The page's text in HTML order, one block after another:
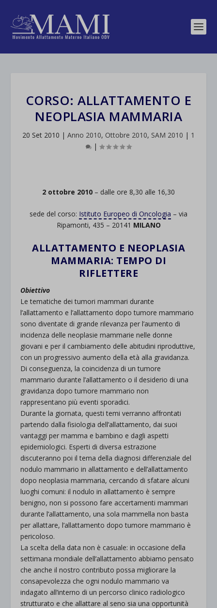
CORSO: ALLATTAMENTO E
NEOPLASIA MAMMARIA
20 Set 2010 | Anno 2010, Ottobre 2010, SAM 2010 | 1
|
2 ottobre 2010 – dalle ore 8,30 alle 16,30
sede del corso: Istituto Europeo di Oncologia – via
Ripamonti, 435 – 20141 MILANO
ALLATTAMENTO E NEOPLASIA
MAMMARIA: TEMPO DI
RIFLETTERE
Obiettivo
Le tematiche dei tumori mammari durante
l’allattamento e l’allattamento dopo tumore mammario
sono diventate di grande rilevanza per l’aumento di
incidenza delle neoplasie mammarie nelle donne
giovani e per il cambiamento delle abitudini riproduttive,
con un progressivo aumento della età alla gravidanza.
Di conseguenza, la coincidenza di un tumore
mammario durante l’allattamento o il desiderio di una
gravidanza dopo tumore mammario non
rappresentano più eventi sporadici.
Durante la giornata, questi temi verranno affrontati
partendo dalla fisiologia dell’allattamento, dai suoi
vantaggi per mamma e bambino e dagli aspetti
epidemiologici. Esperti di diversa estrazione
discuteranno poi il tema della diagnosi differenziale del
nodulo mammario in allattamento e dell’allattamento
dopo neoplasia mammaria, cercando di sfatare alcuni
luoghi comuni: il nodulo in allattamento è sempre
benigno, non si possono fare accertamenti mammari
durante l’allattamento, una sola mammella non basta
per allattare, l’allattamento dopo tumore mammario è
pericoloso.
La scelta della data non è casuale: in occasione della
settimana mondiale dell’allattamento abbiamo pensato
che anche il nostro contributo possa migliorare la
consapevolezza che ogni nodulo mammario va
indagato all’interno di un percorso clinico radiologico
strutturato e che allattare al seno sia una opportunità